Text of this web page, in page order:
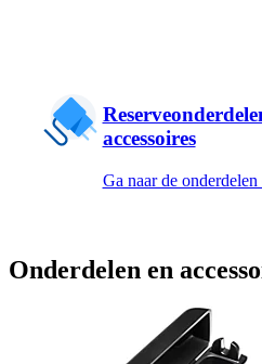
accessoires
Ga naar de onderdelen
Onderdelen en